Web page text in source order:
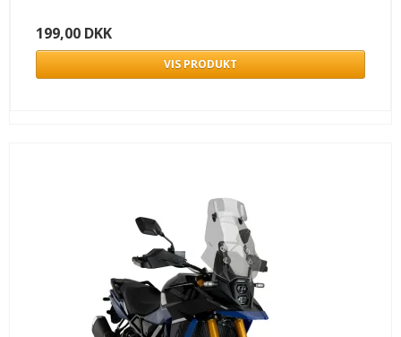
199,00 DKK
VIS PRODUKT